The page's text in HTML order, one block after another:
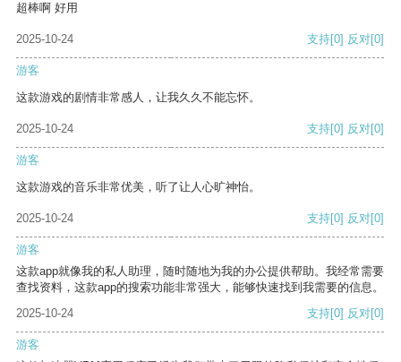
超棒啊 好用
2025-10-24 支持[0] 反对[0]
游客
这款游戏的剧情非常感人，让我久久不能忘怀。
2025-10-24 支持[0] 反对[0]
游客
这款游戏的音乐非常优美，听了让人心旷神怡。
2025-10-24 支持[0] 反对[0]
游客
这款app就像我的私人助理，随时随地为我的办公提供帮助。我经常需要
查找资料，这款app的搜索功能非常强大，能够快速找到我需要的信息。
2025-10-24
支持[0] 反对[0]
游客